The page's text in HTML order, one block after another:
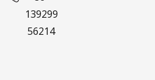
139299
56214